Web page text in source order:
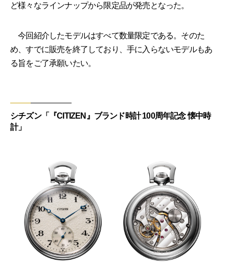
ど様々なラインナップから限定品が発売となった。
今回紹介したモデルはすべて数量限定である。そのた
め、すでに販売を終了しており、手に入らないモデルもあ
る旨をご了承願いたい。
シチズン「『CITIZEN』ブランド時計 100周年記念 懐中時
計」